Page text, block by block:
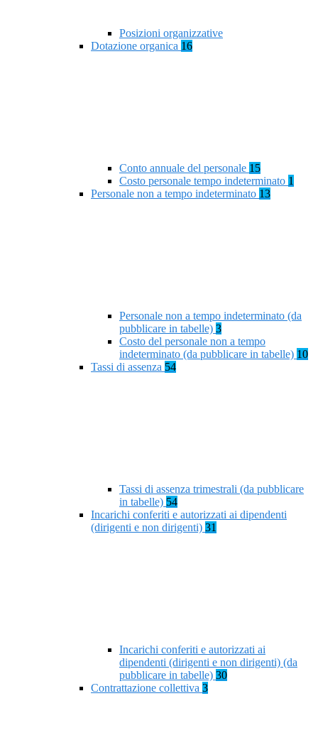
Posizioni organizzative
Dotazione organica 16
Conto annuale del personale 15
Costo personale tempo indeterminato 1
Personale non a tempo indeterminato 13
Personale non a tempo indeterminato (da
pubblicare in tabelle) 3
Costo del personale non a tempo
indeterminato (da pubblicare in tabelle) 10
Tassi di assenza 54
Tassi di assenza trimestrali (da pubblicare
in tabelle) 54
Incarichi conferiti e autorizzati ai dipendenti
(dirigenti e non dirigenti) 31
Incarichi conferiti e autorizzati ai
dipendenti (dirigenti e non dirigenti) (da
pubblicare in tabelle) 30
Contrattazione collettiva 3